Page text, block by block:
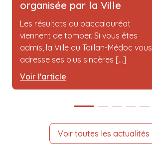
organisée par la Ville
Les résultats du baccalauréat
viennent de tomber. Si vous êtes
admis, la Ville du Taillan-Médoc vous
adresse ses plus sincères [...]
Voir l'article
Voir toutes les actualités